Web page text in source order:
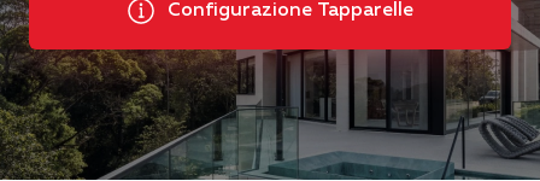
Configurazione Tapparelle